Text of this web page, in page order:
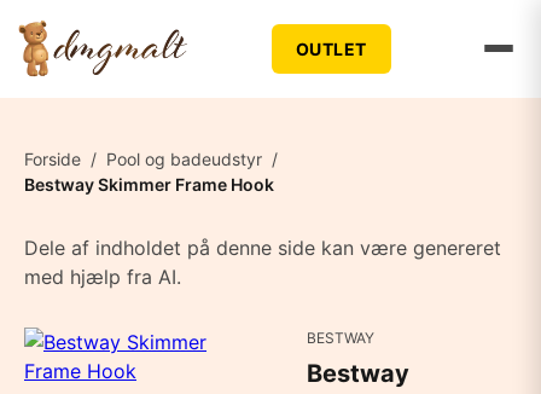
OUTLET
Forside / Pool og badeudstyr /
Bestway Skimmer Frame Hook
Dele af indholdet på denne side kan være genereret
med hjælp fra AI.
BESTWAY
Bestway